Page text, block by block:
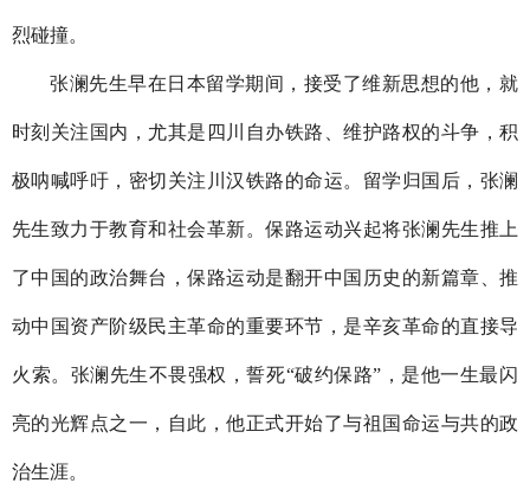
烈碰撞。
张澜先生早在日本留学期间，接受了维新思想的他，就
时刻关注国内，尤其是四川自办铁路、维护路权的斗争，积
极呐喊呼吁，密切关注川汉铁路的命运。留学归国后，张澜
先生致力于教育和社会革新。保路运动兴起将张澜先生推上
了中国的政治舞台，保路运动是翻开中国历史的新篇章、推
动中国资产阶级民主革命的重要环节，是辛亥革命的直接导
火索。张澜先生不畏强权，誓死“破约保路”，是他一生最闪
亮的光辉点之一，自此，他正式开始了与祖国命运与共的政
治生涯。